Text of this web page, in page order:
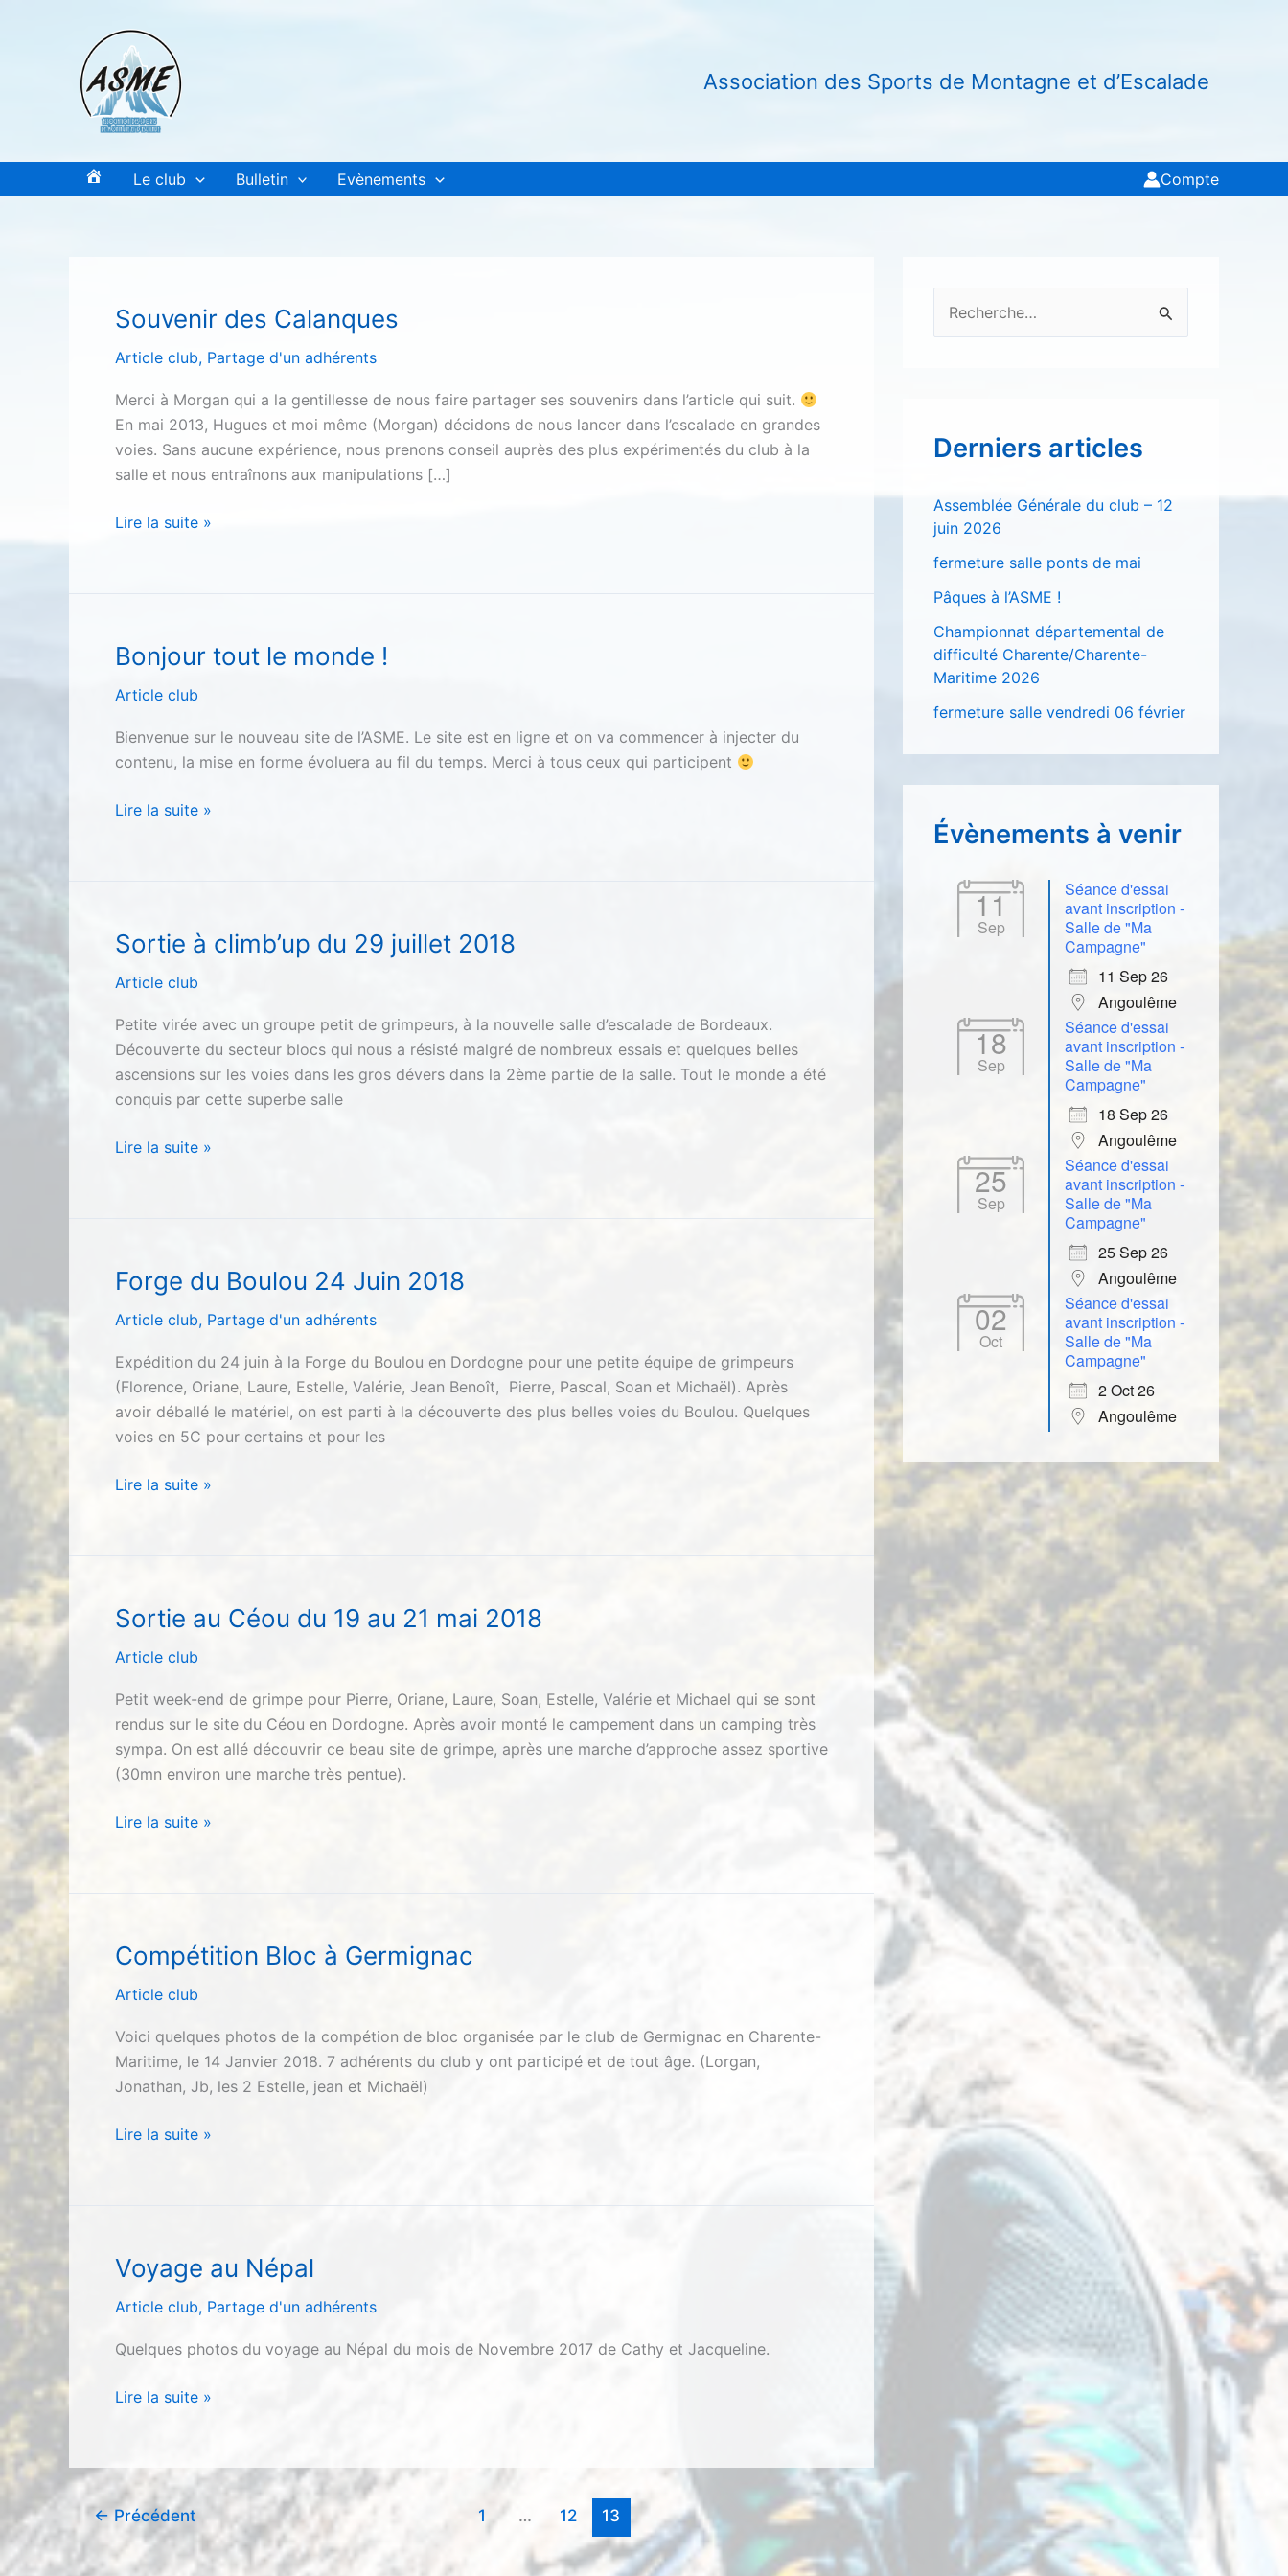
Association des Sports de Montagne et d’Escalade
Le club Bulletin Evènements Compte
Souvenir des Calanques
Article club, Partage d'un adhérents
Merci à Morgan qui a la gentillesse de nous faire partager ses souvenirs dans l’article qui suit.
En mai 2013, Hugues et moi même (Morgan) décidons de nous lancer dans l’escalade en grandes
voies. Sans aucune expérience, nous prenons conseil auprès des plus expérimentés du club à la
salle et nous entraînons aux manipulations […]
Souvenir
Lire la suite »
Bonjour tout le monde !
Article club
Bienvenue sur le nouveau site de l’ASME. Le site est en ligne et on va commencer à injecter du
contenu, la mise en forme évoluera au fil du temps. Merci à tous ceux qui participent
Bonjour
Lire la suite »
Sortie à climb’up du 29 juillet 2018
Article club
Petite virée avec un groupe petit de grimpeurs, à la nouvelle salle d’escalade de Bordeaux.
Découverte du secteur blocs qui nous a résisté malgré de nombreux essais et quelques belles
ascensions sur les voies dans les gros dévers dans la 2ème partie de la salle. Tout le monde a été
conquis par cette superbe salle
Sortie
juillet
2018
Lire la suite »
Forge du Boulou 24 Juin 2018
Article club, Partage d'un adhérents
Expédition du 24 juin à la Forge du Boulou en Dordogne pour une petite équipe de grimpeurs
(Florence, Oriane, Laure, Estelle, Valérie, Jean Benoît, Pierre, Pascal, Soan et Michaël). Après
avoir déballé le matériel, on est parti à la découverte des plus belles voies du Boulou. Quelques
voies en 5C pour certains et pour les
Forge
24
2018
Lire la suite »
Sortie au Céou du 19 au 21 mai 2018
Article club
Petit week-end de grimpe pour Pierre, Oriane, Laure, Soan, Estelle, Valérie et Michael qui se sont
rendus sur le site du Céou en Dordogne. Après avoir monté le campement dans un camping très
sympa. On est allé découvrir ce beau site de grimpe, après une marche d’approche assez sportive
(30mn environ une marche très pentue).
Sortie
du
au
21
mai
Lire la suite »
Compétition Bloc à Germignac
Article club
Voici quelques photos de la compétion de bloc organisée par le club de Germignac en Charente-
Maritime, le 14 Janvier 2018. 7 adhérents du club y ont participé et de tout âge. (Lorgan,
Jonathan, Jb, les 2 Estelle, jean et Michaël)
Compétition
Lire la suite »
Voyage au Népal
Article club, Partage d'un adhérents
Quelques photos du voyage au Népal du mois de Novembre 2017 de Cathy et Jacqueline.
Voyage
Lire la suite »
←Précédent 1 … 12 13
e
r
h
:
Derniers articles
Assemblée Générale du club – 12
juin 2026
fermeture salle ponts de mai
Pâques à l’ASME !
Championnat départemental de
difficulté Charente/Charente-
Maritime 2026
fermeture salle vendredi 06 février
Évènements à venir
11
Sep
Séance d'essai
avant inscription -
Salle de "Ma
Campagne"
11 Sep 26
Angoulême
18
Sep
Séance d'essai
avant inscription -
Salle de "Ma
Campagne"
18 Sep 26
Angoulême
25
Sep
Séance d'essai
avant inscription -
Salle de "Ma
Campagne"
25 Sep 26
Angoulême
02
Oct
Séance d'essai
avant inscription -
Salle de "Ma
Campagne"
2 Oct 26
Angoulême